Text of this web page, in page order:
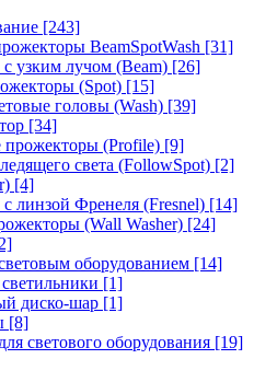
[243]
BeamSpotWash [31]
узким лучом (Beam) [26]
(Spot) [15]
головы (Wash) [39]
[34]
(Profile) [9]
света (FollowSpot) [2]
[4]
линзой Френеля (Fresnel) [14]
(Wall Washer) [24]
оборудованием [14]
[1]
диско-шар [1]
[8]
светового оборудования [19]